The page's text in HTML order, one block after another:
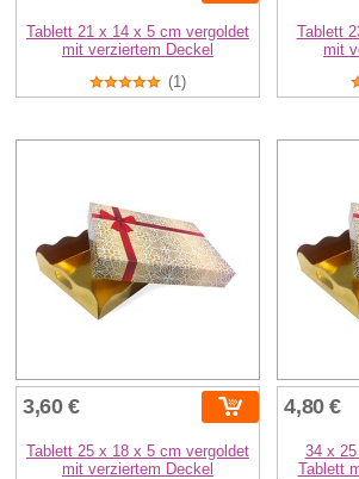
Tablett 21 x 14 x 5 cm vergoldet
mit verziertem Deckel
(1)
Tablett
mit
3,60 €
Tablett 25 x 18 x 5 cm vergoldet
mit verziertem Deckel
4,80 €
34 x
Tablett